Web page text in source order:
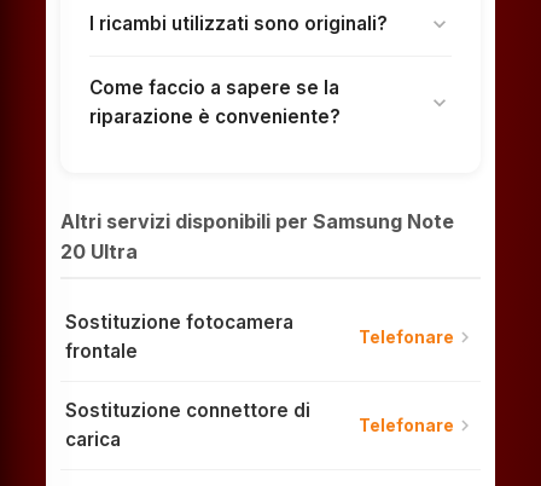
I ricambi utilizzati sono originali? expand_more
Come faccio a sapere se la
riparazione è conveniente?
expand_more
Altri servizi disponibili per Samsung Note
20 Ultra
Sostituzione fotocamera
frontale
Telefonare chevron_right
Sostituzione connettore di
carica
Telefonare chevron_right